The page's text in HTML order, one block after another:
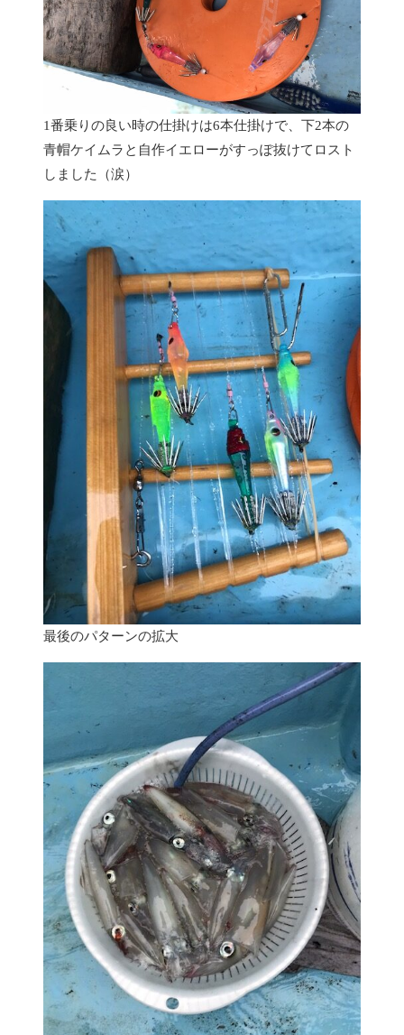
1番乗りの良い時の仕掛けは6本仕掛けで、下2本の
青帽ケイムラと自作イエローがすっぽ抜けてロスト
しました（涙）
最後のパターンの拡大